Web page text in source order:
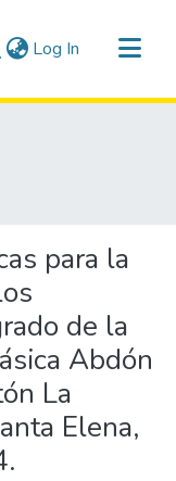
Log In (current)
para la
de la
Abdón
La
Elena,